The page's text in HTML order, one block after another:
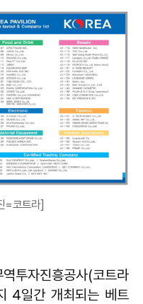
=코트라]
자진흥공사(코트라
4일간 개최되는 베트